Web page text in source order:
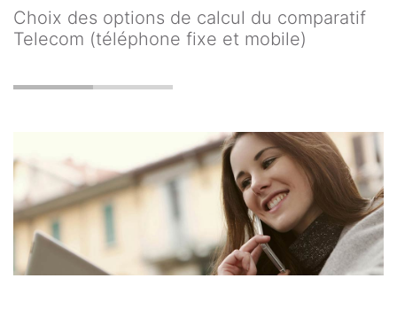
Choix des options de calcul du comparatif
Telecom (téléphone fixe et mobile)